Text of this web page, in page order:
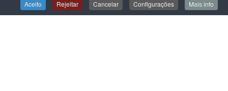
Aceito Rejeitar Cancelar Configurações Mais info